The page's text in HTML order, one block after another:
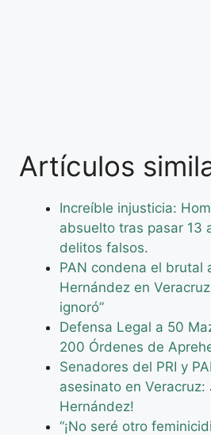
Artículos
Increíble injusticia:
absuelto tras pasar 13
delitos falsos.
PAN condena el brutal
Hernández en
ignoró”
Defensa Legal a 50
200 Órdenes de
Senadores del PRI y
asesinato en Veracruz:
Hernández!
“¡No seré otro